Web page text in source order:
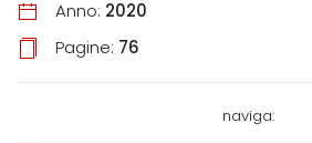
Anno: 2020
Pagine: 76
naviga: